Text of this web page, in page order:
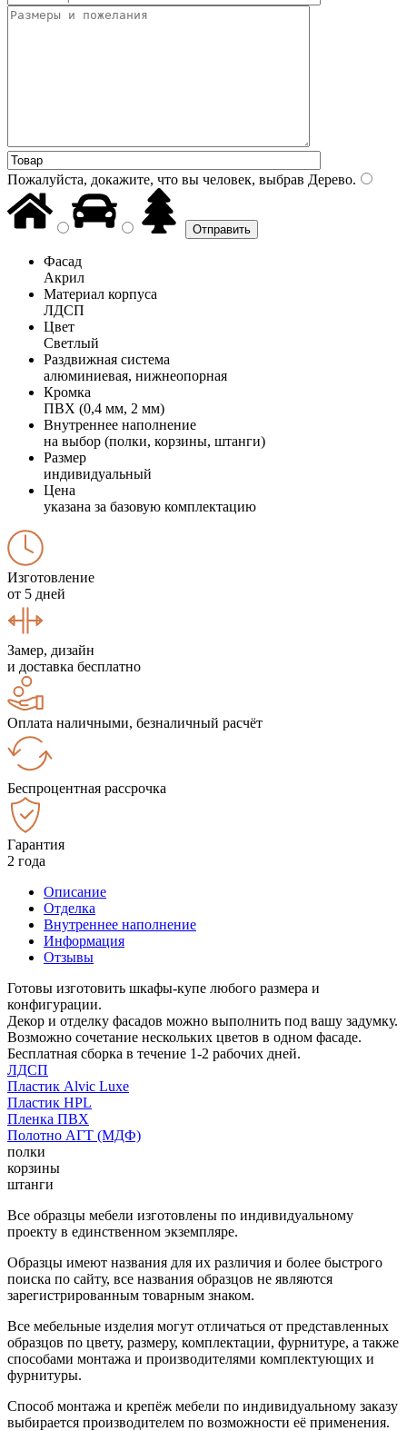
Пожалуйста, докажите, что вы человек, выбрав Дерево.
Фасад
Акрил
Материал корпуса
ЛДСП
Цвет
Светлый
Раздвижная система
алюминиевая, нижнеопорная
Кромка
ПВХ (0,4 мм, 2 мм)
Внутреннее наполнение
на выбор (полки, корзины, штанги)
Размер
индивидуальный
Цена
указана за базовую комплектацию
Изготовление
от 5 дней
Замер, дизайн
и доставка бесплатно
Оплата наличными, безналичный расчёт
Беспроцентная рассрочка
Гарантия
2 года
Описание
Отделка
Внутреннее наполнение
Информация
Отзывы
Готовы изготовить шкафы-купе любого размера и
конфигурации.
Декор и отделку фасадов можно выполнить под вашу задумку.
Возможно сочетание нескольких цветов в одном фасаде.
Бесплатная сборка в течение 1-2 рабочих дней.
ЛДСП
Пластик Alvic Luxe
Пластик HPL
Пленка ПВХ
Полотно АГТ (МДФ)
полки
корзины
штанги
Все образцы мебели изготовлены по индивидуальному
проекту в единственном экземпляре.
Образцы имеют названия для их различия и более быстрого
поиска по сайту, все названия образцов не являются
зарегистрированным товарным знаком.
Все мебельные изделия могут отличаться от представленных
образцов по цвету, размеру, комплектации, фурнитуре, а также
способами монтажа и производителями комплектующих и
фурнитуры.
Способ монтажа и крепёж мебели по индивидуальному заказу
выбирается производителем по возможности её применения.